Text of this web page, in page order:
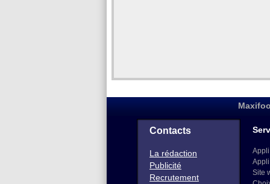
Contacts
La rédaction
Publicité
Recrutement
Site